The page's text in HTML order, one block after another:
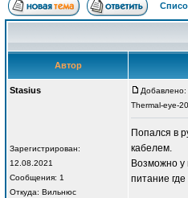
Автор
Stasius
Зарегистрирован:
12.08.2021
Сообщения: 1
Откуда: Вильнюс
Добавлено:
Thermal-eye-
Попался в
кабелем.
Возможно у
питание